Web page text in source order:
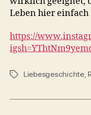
Leben hier einfach
https://
Schlagwörter
Liebesgeschichte,